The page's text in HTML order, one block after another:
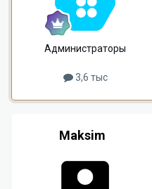
Администраторы
3,6 тыс
Maksim